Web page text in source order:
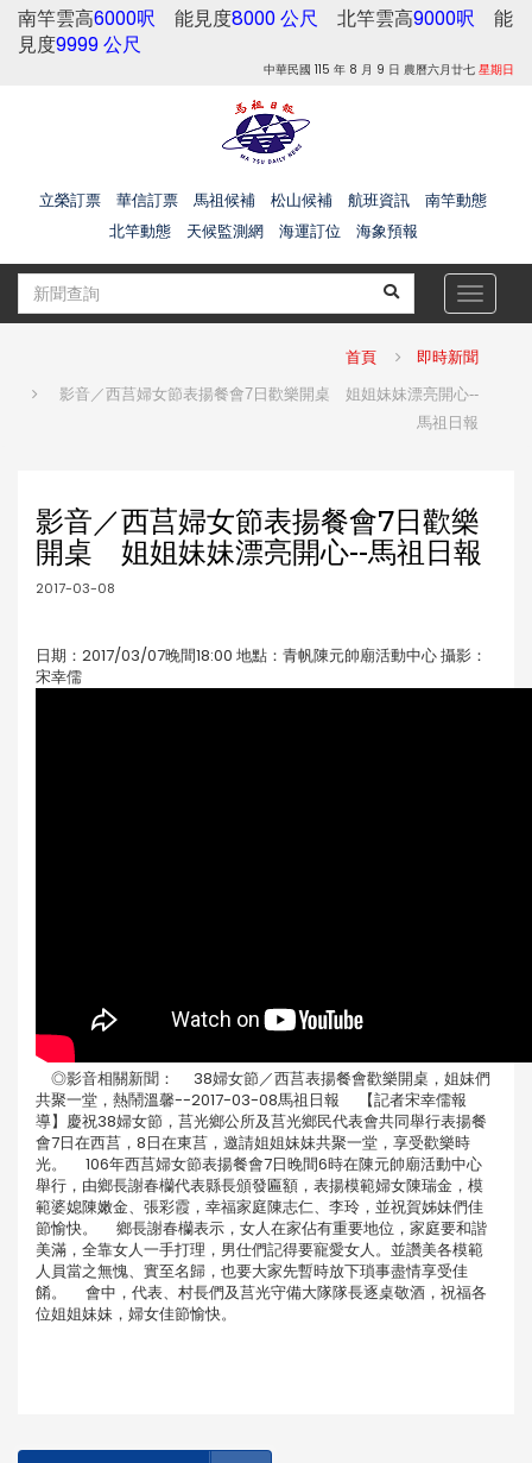
南竿雲高6000呎 能見度8000 公尺 北竿雲高9000呎 能
見度9999 公尺
中華民國 115 年 8 月 9 日 農曆六月廿七 星期日
立榮訂票 華信訂票 馬祖候補 松山候補 航班資訊
南竿動態
北竿動態
天候監測網 海運訂位 海象預報
Toggle
首頁 即時新聞
影音／西莒婦女節表揚餐會7日歡樂開桌 姐姐妹妹漂亮開心--
馬祖日報
影音／西莒婦女節表揚餐會7日歡樂
開桌 姐姐妹妹漂亮開心--馬祖日報
2017-03-08
日期：2017/03/07晚間18:00 地點：青帆陳元帥廟活動中心 攝影：
宋幸儒
◎影音相關新聞： 38婦女節／西莒表揚餐會歡樂開桌，姐妹們
共聚一堂，熱鬧溫馨--2017-03-08馬祖日報 【記者宋幸儒報
導】慶祝38婦女節，莒光鄉公所及莒光鄉民代表會共同舉行表揚餐
會7日在西莒，8日在東莒，邀請姐姐妹妹共聚一堂，享受歡樂時
光。 106年西莒婦女節表揚餐會7日晚間6時在陳元帥廟活動中心
舉行，由鄉長謝春欗代表縣長頒發匾額，表揚模範婦女陳瑞金，模
範婆媳陳嫩金、張彩霞，幸福家庭陳志仁、李玲，並祝賀姊妹們佳
節愉快。 鄉長謝春欗表示，女人在家佔有重要地位，家庭要和諧
美滿，全靠女人一手打理，男仕們記得要寵愛女人。並讚美各模範
人員當之無愧、實至名歸，也要大家先暫時放下瑣事盡情享受佳
餚。 會中，代表、村長們及莒光守備大隊隊長逐桌敬酒，祝福各
位姐姐妹妹，婦女佳節愉快。